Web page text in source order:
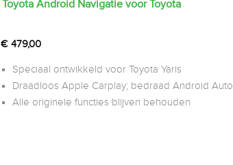
Toyota Android Navigatie voor Toyota
€ 479,00
Speciaal ontwikkeld voor Toyota Yaris
Draadloos Apple Carplay; bedraad Android Auto
Alle originele functies blijven behouden